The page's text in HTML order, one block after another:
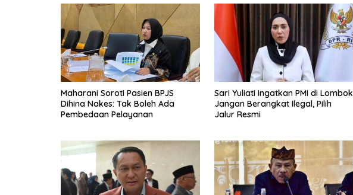
Maharani Soroti Pasien BPJS
Dihina Nakes: Tak Boleh Ada
Pembedaan Pelayanan
Sari Yuliati Ingatkan PMI di Lombok
Jangan Berangkat Ilegal, Pilih
Jalur Resmi